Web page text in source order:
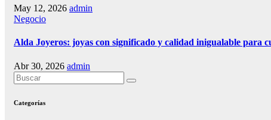
May 12, 2026 admin
Negocio
Alda Joyeros: joyas con significado y calidad inigualable para
Abr 30, 2026 admin
Categorías